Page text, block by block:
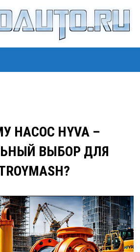
НАСОС HYVA –
ВЫБОР ДЛЯ